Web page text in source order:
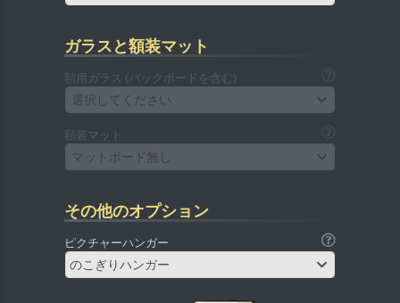
ガラスと額装マット
額用ガラス (バックボードを含む)
選択してください
額装マット
マットボード無し
その他のオプション
ピクチャーハンガー
のこぎりハンガー